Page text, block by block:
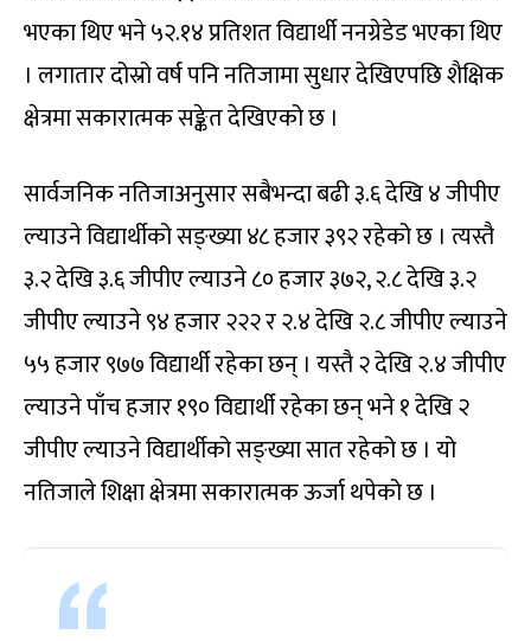
भएका थिए भने ५२.१४ प्रतिशत विद्यार्थी ननग्रेडेड भएका थिए
। लगातार दोस्रो वर्ष पनि नतिजामा सुधार देखिएपछि शैक्षिक
क्षेत्रमा सकारात्मक सङ्केत देखिएको छ ।
सार्वजनिक नतिजाअनुसार सबैभन्दा बढी ३.६ देखि ४ जीपीए
ल्याउने विद्यार्थीको सङ्ख्या ४८ हजार ३९२ रहेको छ । त्यस्तै
३.२ देखि ३.६ जीपीए ल्याउने ८० हजार ३७२, २.८ देखि ३.२
जीपीए ल्याउने ९४ हजार २२२ र २.४ देखि २.८ जीपीए ल्याउने
५५ हजार ९७७ विद्यार्थी रहेका छन् । यस्तै २ देखि २.४ जीपीए
ल्याउने पाँच हजार १९० विद्यार्थी रहेका छन् भने १ देखि २
जीपीए ल्याउने विद्यार्थीको सङ्ख्या सात रहेको छ । यो
नतिजाले शिक्षा क्षेत्रमा सकारात्मक ऊर्जा थपेको छ ।